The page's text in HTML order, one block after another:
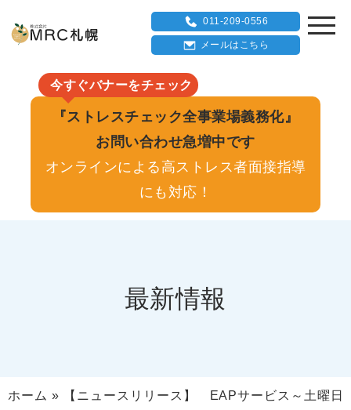
011-209-0556
メールはこちら
今すぐバナーをチェック
『ストレスチェック全事業場義務化』
お問い合わせ急増中です
オンラインによる高ストレス者面接指導
にも対応！
最新情報
ホーム »
【ニュースリリース】 EAPサービス～土曜日